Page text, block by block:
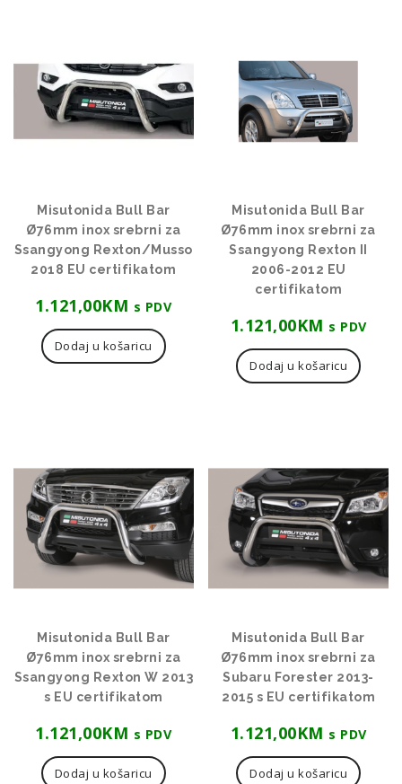
Misutonida Bull Bar
Ø76mm inox srebrni za
Ssangyong Rexton/Musso
2018 EU certifikatom
1.121,00KM s PDV
Dodaj u košaricu
Misutonida Bull Bar
Ø76mm inox srebrni za
Ssangyong Rexton II
2006-2012 EU
certifikatom
1.121,00KM s PDV
Dodaj u košaricu
Misutonida Bull Bar
Ø76mm inox srebrni za
Ssangyong Rexton W 2013
s EU certifikatom
1.121,00KM s PDV
Dodaj u košaricu
Misutonida Bull Bar
Ø76mm inox srebrni za
Subaru Forester 2013-
2015 s EU certifikatom
1.121,00KM s PDV
Dodaj u košaricu